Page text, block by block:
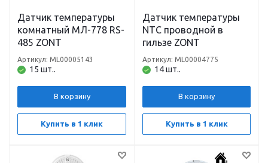
Датчик температуры
комнатный МЛ-778 RS-
485 ZONT
15 шт..
Артикул: ML00005143
В корзину
Купить в 1 клик
Датчик температуры
NTC проводной в
гильзе ZONT
14 шт..
Артикул: ML00004775
В корзину
Купить в 1 клик